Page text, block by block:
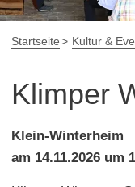
Startseite Kultur &
Klimper
Klein-Winterheim
am 14.11.2026 um